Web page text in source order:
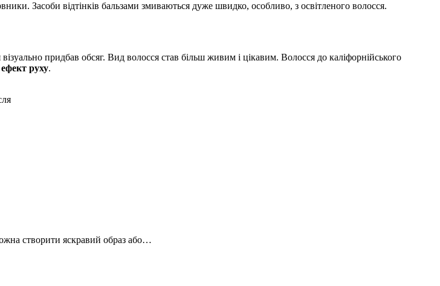
Засоби відтінків бальзами змиваються дуже швидко, особливо, з освітленого волосся.
придбав обсяг. Вид волосся став більш живим і цікавим. Волосся до каліфорнійського
ефект руху.
створити яскравий образ або…